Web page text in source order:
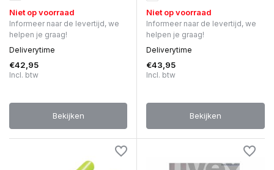
Niet op voorraad
Informeer naar de levertijd, we
helpen je graag!
Deliverytime
€42,95
Incl. btw
Bekijken
Niet op voorraad
Informeer naar de levertijd, we
helpen je graag!
Deliverytime
€43,95
Incl. btw
Bekijken